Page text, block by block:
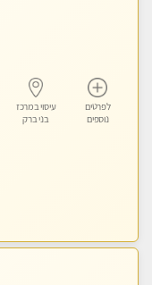
לפרטים
נוספים
עיסוי במרכז
בני ברק